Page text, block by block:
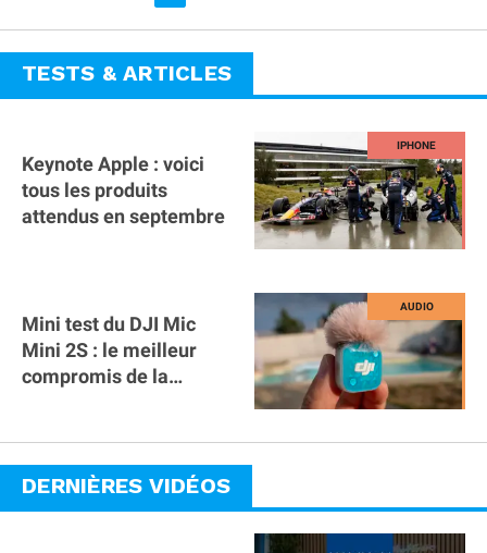
TESTS & ARTICLES
Keynote Apple : voici
tous les produits
attendus en septembre
Mini test du DJI Mic
Mini 2S : le meilleur
compromis de la
DERNIÈRES VIDÉOS